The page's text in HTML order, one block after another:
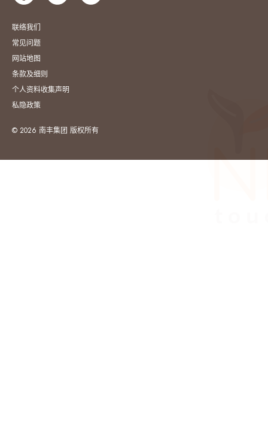
联络我们
常见问题
网站地图
条款及细则
个人资料收集声明
私隐政策
© 2026 南丰集团 版权所有